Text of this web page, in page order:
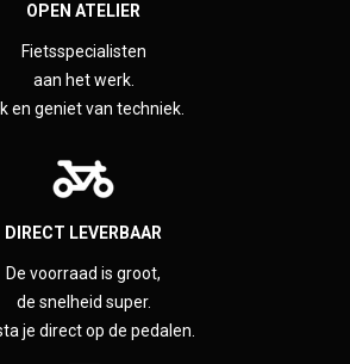
OPEN ATELIER
Fietsspecialisten
aan het werk.
en geniet van techniek.
DIRECT LEVERBAAR
De voorraad is groot,
de snelheid super.
je direct op de pedalen.